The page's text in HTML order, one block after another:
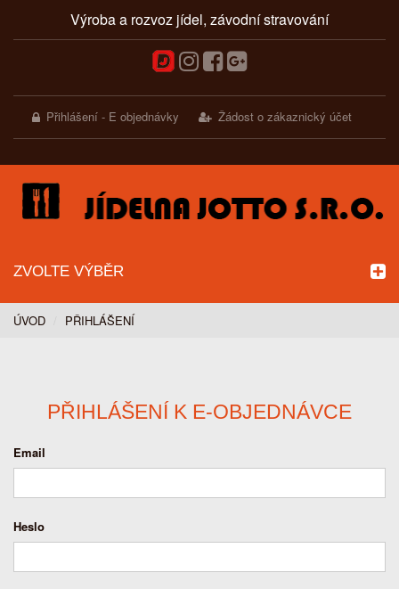
Výroba a rozvoz jídel, závodní stravování
Přihlášení - E objednávky Žádost o zákaznický účet
ZVOLTE VÝBĚR
ÚVOD PŘIHLÁŠENÍ
PŘIHLÁŠENÍ K E-OBJEDNÁVCE
Email
Heslo